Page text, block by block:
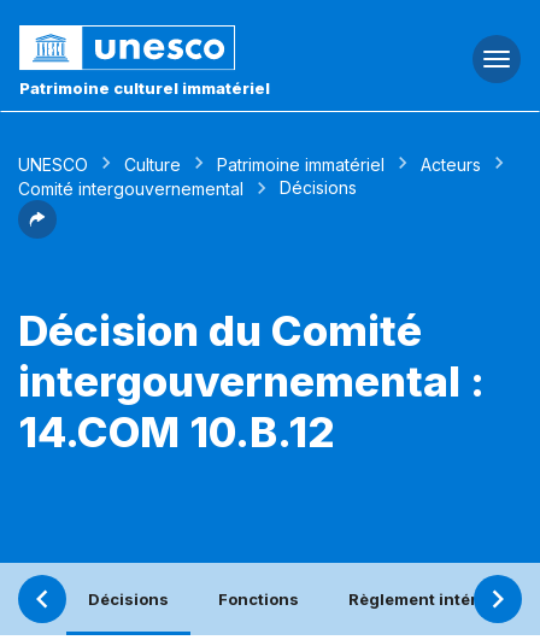
Patrimoine culturel immatériel
UNESCO Culture Patrimoine immatériel
Acteurs
Comité intergouvernemental
Décisions
Décision du Comité
intergouvernemental :
14.COM 10.B.12
Décisions Fonctions Règlement intérieur